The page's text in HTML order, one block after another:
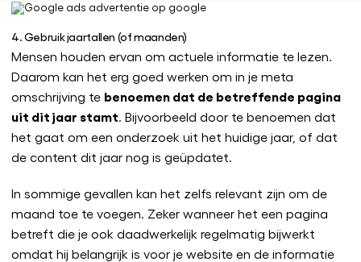
4. Gebruik jaartallen (of maanden)
Mensen houden ervan om actuele informatie te lezen.
Daarom kan het erg goed werken om in je meta
omschrijving te benoemen dat de betreffende pagina
uit dit jaar stamt. Bijvoorbeeld door te benoemen dat
het gaat om een onderzoek uit het huidige jaar, of dat
de content dit jaar nog is geüpdatet.
In sommige gevallen kan het zelfs relevant zijn om de
maand toe te voegen. Zeker wanneer het een pagina
betreft die je ook daadwerkelijk regelmatig bijwerkt
omdat hij belangrijk is voor je website en de informatie